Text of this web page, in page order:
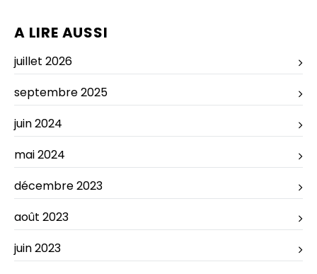
A LIRE AUSSI
juillet 2026
septembre 2025
juin 2024
mai 2024
décembre 2023
août 2023
juin 2023